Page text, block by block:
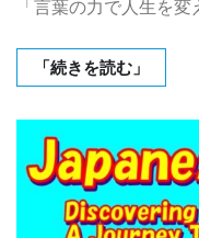
「言葉の力で人生を
「続きを読む」